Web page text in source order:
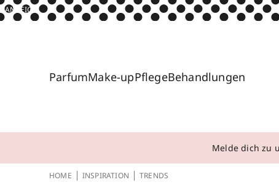
ANZEIGE
ParfumMake-upPflegeBehandlungen
Melde dich zu
HOME INSPIRATION TRENDS